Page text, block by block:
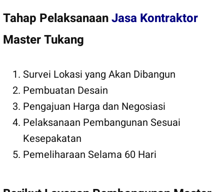
Tahap PelaksanaanJasa Kontraktor
Master Tukang
Survei Lokasi yang Akan Dibangun
Pembuatan Desain
Pengajuan Harga dan Negosiasi
Pelaksanaan Pembangunan Sesuai
Kesepakatan
Pemeliharaan Selama 60 Hari